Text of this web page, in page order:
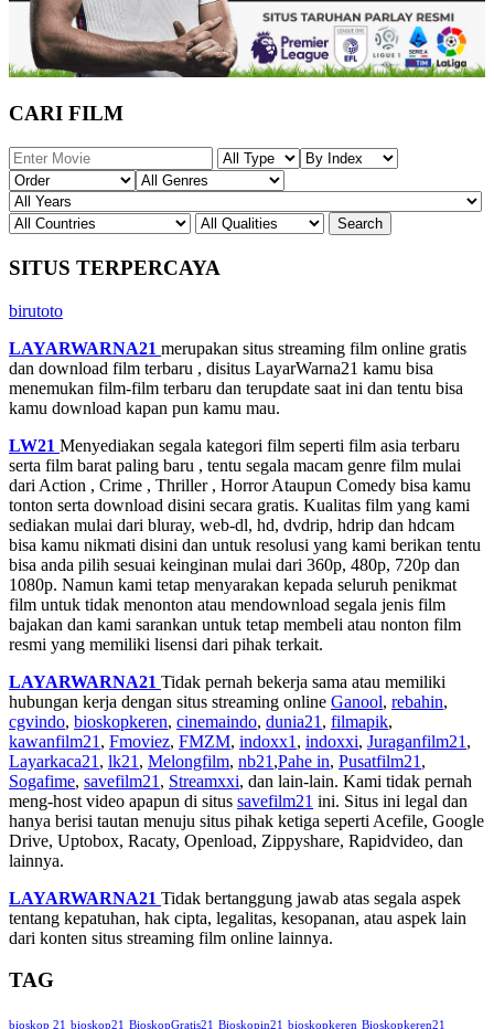
CARI FILM
SITUS TERPERCAYA
birutoto
LAYARWARNA21 merupakan situs streaming film online gratis
dan download film terbaru , disitus LayarWarna21 kamu bisa
menemukan film-film terbaru dan terupdate saat ini dan tentu bisa
kamu download kapan pun kamu mau.
LW21 Menyediakan segala kategori film seperti film asia terbaru
serta film barat paling baru , tentu segala macam genre film mulai
dari Action , Crime , Thriller , Horror Ataupun Comedy bisa kamu
tonton serta download disini secara gratis. Kualitas film yang kami
sediakan mulai dari bluray, web-dl, hd, dvdrip, hdrip dan hdcam
bisa kamu nikmati disini dan untuk resolusi yang kami berikan tentu
bisa anda pilih sesuai keinginan mulai dari 360p, 480p, 720p dan
1080p. Namun kami tetap menyarakan kepada seluruh penikmat
film untuk tidak menonton atau mendownload segala jenis film
bajakan dan kami sarankan untuk tetap membeli atau nonton film
resmi yang memiliki lisensi dari pihak terkait.
LAYARWARNA21 Tidak pernah bekerja sama atau memiliki
hubungan kerja dengan situs streaming online Ganool, rebahin,
cgvindo, bioskopkeren, cinemaindo, dunia21 , filmapik,
kawanfilm21 , Fmoviez, FMZM, indoxx1 , indoxxi, Juraganfilm21 ,
Layarkaca21 , lk21 , Melongfilm, nb21 ,Pahe in, Pusatfilm21 ,
Sogafime, savefilm21 , Streamxxi, dan lain-lain. Kami tidak pernah
meng-host video apapun di situs savefilm21 ini. Situs ini legal dan
hanya berisi tautan menuju situs pihak ketiga seperti Acefile, Google
Drive, Uptobox, Racaty, Openload, Zippyshare, Rapidvideo, dan
lainnya.
LAYARWARNA21 Tidak bertanggung jawab atas segala aspek
tentang kepatuhan, hak cipta, legalitas, kesopanan, atau aspek lain
dari konten situs streaming film online lainnya.
TAG
bioskop 21 bioskop21 BioskopGratis21 Bioskopin21 bioskopkeren Bioskopkeren21